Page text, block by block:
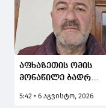
აფხაზეთის ომის
მონაწილე ბადრი
ბარამიძის
5:42 • 6 აგვისტო, 2026